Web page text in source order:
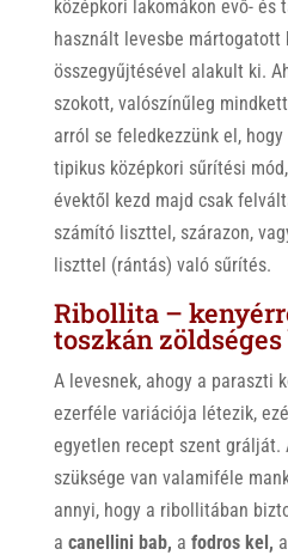
középkori lakomákon evő- és
használt levesbe mártogatott
összegyűjtésével alakult ki.
szokott, valószínűleg
arról se feledkezzünk el,
tipikus középkori sűrítési
évektől kezd majd csak
számító liszttel, szárazon,
liszttel (rántás) való sűrítés.
Ribollita –
toszkán
A levesnek, ahogy a paraszti
ezerféle variációja létezik,
egyetlen recept szent grálját.
szüksége van valamiféle
annyi, hogy a ribollitában
a canellini bab, a fodros kel, a